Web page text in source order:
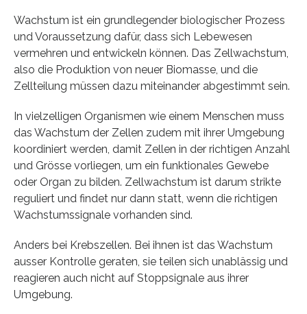
Wachstum ist ein grundlegender biologischer Prozess
und Voraussetzung dafür, dass sich Lebewesen
vermehren und entwickeln können. Das Zellwachstum,
also die Produktion von neuer Biomasse, und die
Zellteilung müssen dazu miteinander abgestimmt sein.
In vielzelligen Organismen wie einem Menschen muss
das Wachstum der Zellen zudem mit ihrer Umgebung
koordiniert werden, damit Zellen in der richtigen Anzahl
und Grösse vorliegen, um ein funktionales Gewebe
oder Organ zu bilden. Zellwachstum ist darum strikte
reguliert und findet nur dann statt, wenn die richtigen
Wachstumssignale vorhanden sind.
Anders bei Krebszellen. Bei ihnen ist das Wachstum
ausser Kontrolle geraten, sie teilen sich unablässig und
reagieren auch nicht auf Stoppsignale aus ihrer
Umgebung.